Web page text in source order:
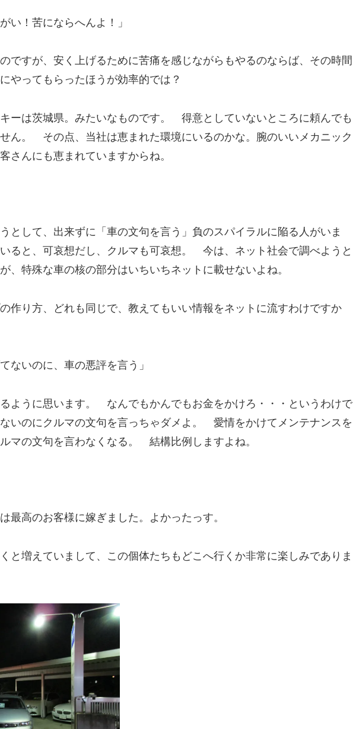
い！苦にならへんよ！」
ですが、安く上げるために苦痛を感じながらもやるのならば、その時間
やってもらったほうが効率的では？
ーは茨城県。みたいなものです。 得意としていないところに頼んでも
ん。 その点、当社は恵まれた環境にいるのかな。腕のいいメカニック
さんにも恵まれていますからね。
として、出来ずに「車の文句を言う」負のスパイラルに陥る人がいま
ると、可哀想だし、クルマも可哀想。 今は、ネット社会で調べようと
、特殊な車の核の部分はいちいちネットに載せないよね。
作り方、どれも同じで、教えてもいい情報をネットに流すわけですか
ないのに、車の悪評を言う」
ように思います。 なんでもかんでもお金をかけろ・・・というわけで
いのにクルマの文句を言っちゃダメよ。 愛情をかけてメンテナンスを
マの文句を言わなくなる。 結構比例しますよね。
最高のお客様に嫁ぎました。よかったっす。
と増えていまして、この個体たちもどこへ行くか非常に楽しみでありま